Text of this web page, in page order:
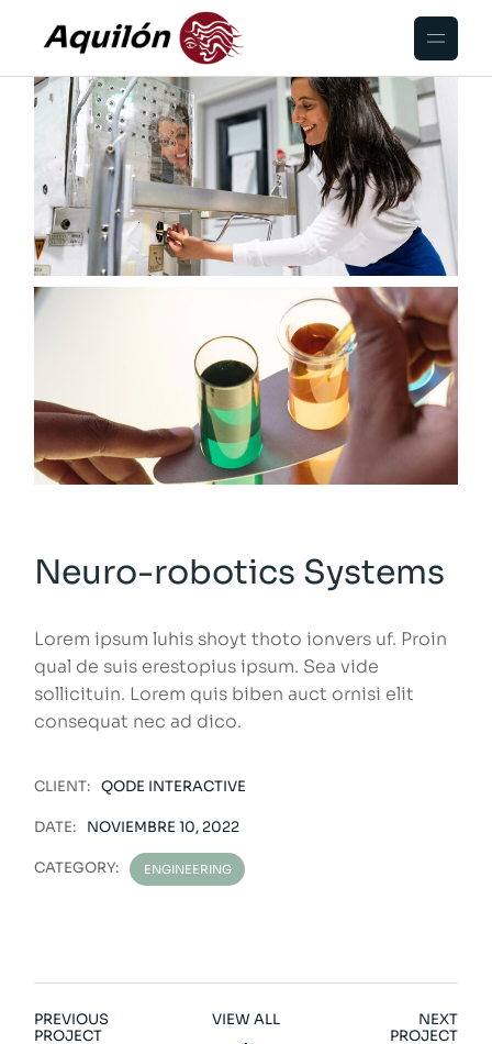
Neuro-robotics Systems
Lorem ipsum luhis shoyt thoto ionvers uf. Proin
qual de suis erestopius ipsum. Sea vide
sollicituin. Lorem quis biben auct ornisi elit
consequat nec ad dico.
CLIENT: QODE INTERACTIVE
DATE: NOVIEMBRE 10, 2022
CATEGORY: ENGINEERING
PREVIOUS
PROJECT
VIEW ALL
NEXT
PROJECT